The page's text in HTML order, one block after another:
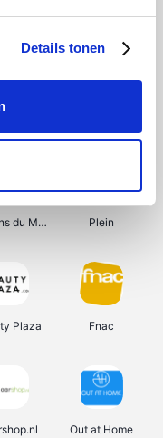
Details tonen
Pazzox
Maisons du Monde Plein
Plaza Fnac
Out at Home